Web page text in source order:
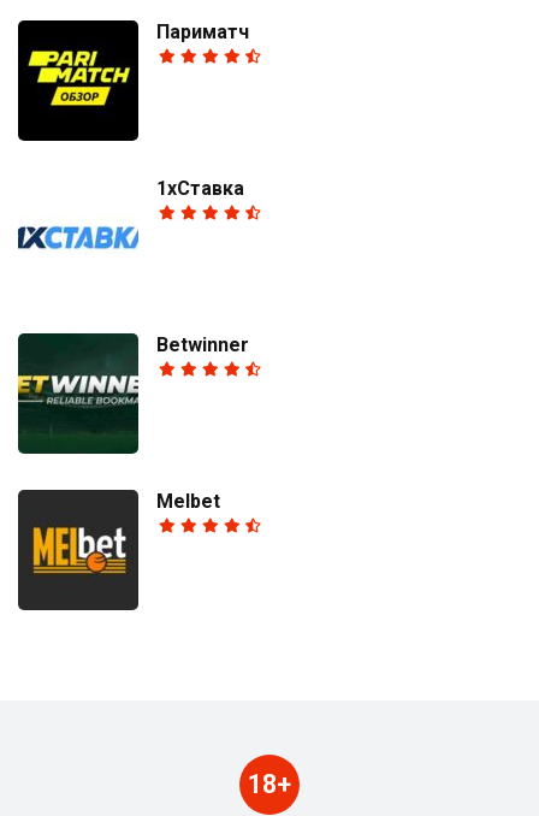
Париматч
1хСтавка
Betwinner
Melbet
18+